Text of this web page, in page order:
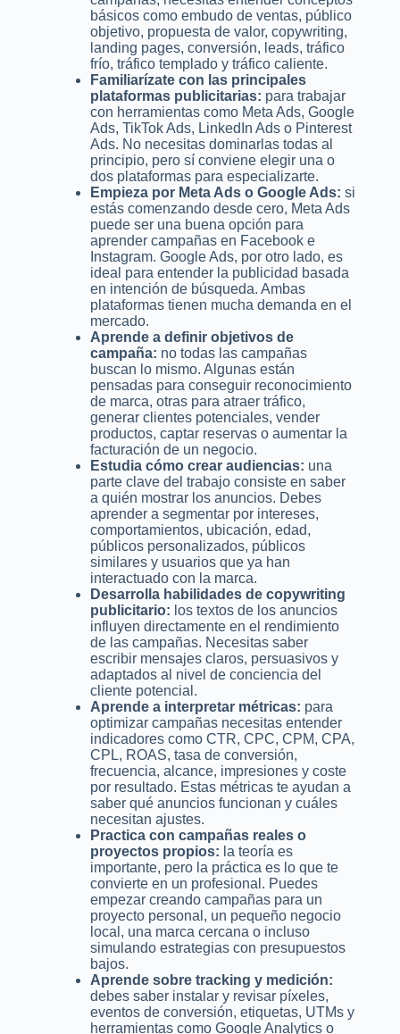
básicos como embudo de ventas, público
objetivo, propuesta de valor, copywriting,
landing pages, conversión, leads, tráfico
frío, tráfico templado y tráfico caliente.
Familiarízate con las principales
plataformas publicitarias: para trabajar
con herramientas como Meta Ads, Google
Ads, TikTok Ads, LinkedIn Ads o Pinterest
Ads. No necesitas dominarlas todas al
principio, pero sí conviene elegir una o
dos plataformas para especializarte.
Empieza por Meta Ads o Google Ads: si
estás comenzando desde cero, Meta Ads
puede ser una buena opción para
aprender campañas en Facebook e
Instagram. Google Ads, por otro lado, es
ideal para entender la publicidad basada
en intención de búsqueda. Ambas
plataformas tienen mucha demanda en el
mercado.
Aprende a definir objetivos de
campaña: no todas las campañas
buscan lo mismo. Algunas están
pensadas para conseguir reconocimiento
de marca, otras para atraer tráfico,
generar clientes potenciales, vender
productos, captar reservas o aumentar la
facturación de un negocio.
Estudia cómo crear audiencias: una
parte clave del trabajo consiste en saber
a quién mostrar los anuncios. Debes
aprender a segmentar por intereses,
comportamientos, ubicación, edad,
públicos personalizados, públicos
similares y usuarios que ya han
interactuado con la marca.
Desarrolla habilidades de copywriting
publicitario: los textos de los anuncios
influyen directamente en el rendimiento
de las campañas. Necesitas saber
escribir mensajes claros, persuasivos y
adaptados al nivel de conciencia del
cliente potencial.
Aprende a interpretar métricas: para
optimizar campañas necesitas entender
indicadores como CTR, CPC, CPM, CPA,
CPL, ROAS, tasa de conversión,
frecuencia, alcance, impresiones y coste
por resultado. Estas métricas te ayudan a
saber qué anuncios funcionan y cuáles
necesitan ajustes.
Practica con campañas reales o
proyectos propios: la teoría es
importante, pero la práctica es lo que te
convierte en un profesional. Puedes
empezar creando campañas para un
proyecto personal, un pequeño negocio
local, una marca cercana o incluso
simulando estrategias con presupuestos
bajos.
Aprende sobre tracking y medición:
debes saber instalar y revisar píxeles,
eventos de conversión, etiquetas, UTMs y
herramientas como Google Analytics o